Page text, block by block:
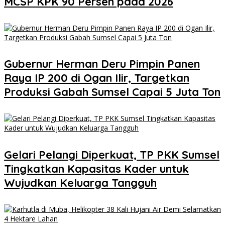
Gubernur Herman Deru Pimpin Panen
Raya IP 200 di Ogan Ilir, Targetkan
Produksi Gabah Sumsel Capai 5 Juta Ton
Gelari Pelangi Diperkuat, TP PKK Sumsel
Tingkatkan Kapasitas Kader untuk
Wujudkan Keluarga Tangguh